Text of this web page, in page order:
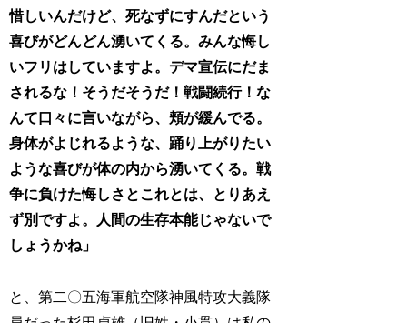
惜しいんだけど、死なずにすんだという
喜びがどんどん湧いてくる。みんな悔し
いフリはしていますよ。デマ宣伝にだま
されるな！そうだそうだ！戦闘続行！な
んて口々に言いながら、頬が緩んでる。
身体がよじれるような、踊り上がりたい
ような喜びが体の内から湧いてくる。戦
争に負けた悔しさとこれとは、とりあえ
ず別ですよ。人間の生存本能じゃないで
しょうかね」
と、第二〇五海軍航空隊神風特攻大義隊